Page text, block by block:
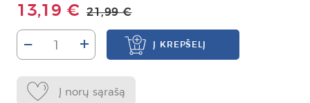
13,19 € 21,99 €
– + Į KREPŠELĮ
Į norų sąrašą